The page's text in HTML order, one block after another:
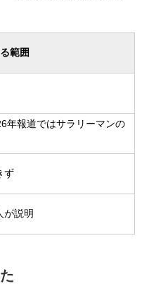
範囲
年報道ではサラリーマンの
ず
が説明